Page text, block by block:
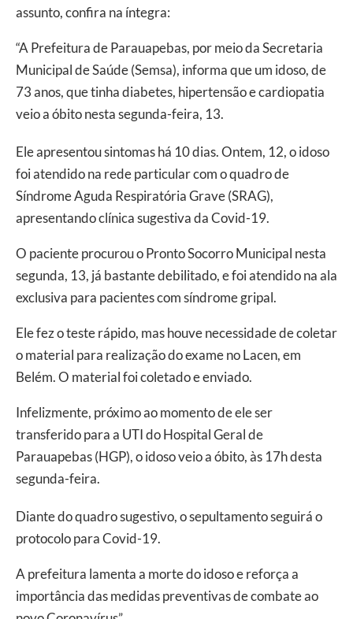
assunto, confira na íntegra:
“A Prefeitura de Parauapebas, por meio da Secretaria
Municipal de Saúde (Semsa), informa que um idoso, de
73 anos, que tinha diabetes, hipertensão e cardiopatia
veio a óbito nesta segunda-feira, 13.
Ele apresentou sintomas há 10 dias. Ontem, 12, o idoso
foi atendido na rede particular com o quadro de
Síndrome Aguda Respiratória Grave (SRAG),
apresentando clínica sugestiva da Covid-19.
O paciente procurou o Pronto Socorro Municipal nesta
segunda, 13, já bastante debilitado, e foi atendido na ala
exclusiva para pacientes com síndrome gripal.
Ele fez o teste rápido, mas houve necessidade de coletar
o material para realização do exame no Lacen, em
Belém. O material foi coletado e enviado.
Infelizmente, próximo ao momento de ele ser
transferido para a UTI do Hospital Geral de
Parauapebas (HGP), o idoso veio a óbito, às 17h desta
segunda-feira.
Diante do quadro sugestivo, o sepultamento seguirá o
protocolo para Covid-19.
A prefeitura lamenta a morte do idoso e reforça a
importância das medidas preventivas de combate ao